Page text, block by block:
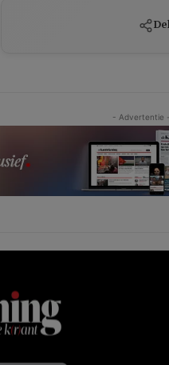
- Advertentie -